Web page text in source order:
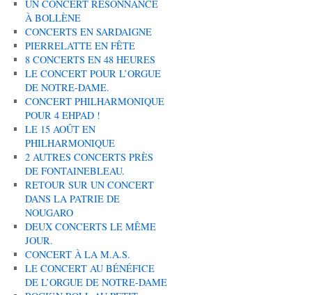
UN CONCERT RÉSONNANCE
À BOLLÈNE
CONCERTS EN SARDAIGNE
PIERRELATTE EN FÊTE
8 CONCERTS EN 48 HEURES
LE CONCERT POUR L’ORGUE
DE NOTRE-DAME.
CONCERT PHILHARMONIQUE
POUR 4 EHPAD !
LE 15 AOÛT EN
PHILHARMONIQUE
2 AUTRES CONCERTS PRÈS
DE FONTAINEBLEAU.
RETOUR SUR UN CONCERT
DANS LA PATRIE DE
NOUGARO
DEUX CONCERTS LE MÊME
JOUR.
CONCERT À LA M.A.S.
LE CONCERT AU BÉNÉFICE
DE L’ORGUE DE NOTRE-DAME